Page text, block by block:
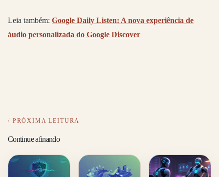
Leia também: Google Daily Listen: A nova experiência de
áudio personalizada do Google Discover
PRÓXIMA LEITURA
Continue afinando